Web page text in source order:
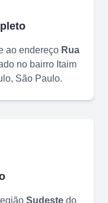
ao endereço Rua
no bairro Itaim
, São Paulo.
Sudestedo